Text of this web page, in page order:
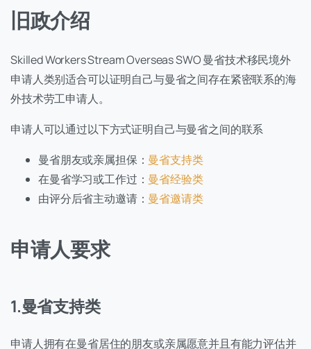
旧政介绍
Skilled Workers Stream Overseas SWO 曼省技术移民境外
申请人类别适合可以证明自己与曼省之间存在紧密联系的海
外技术劳工申请人。
申请人可以通过以下方式证明自己与曼省之间的联系
曼省朋友或亲属担保： 曼省支持类
在曼省学习或工作过： 曼省经验类
由评分后省主动邀请： 曼省邀请类
申请人要求
1.曼省支持类
申请人拥有在曼省居住的朋友或亲属愿意并且有能力评估并